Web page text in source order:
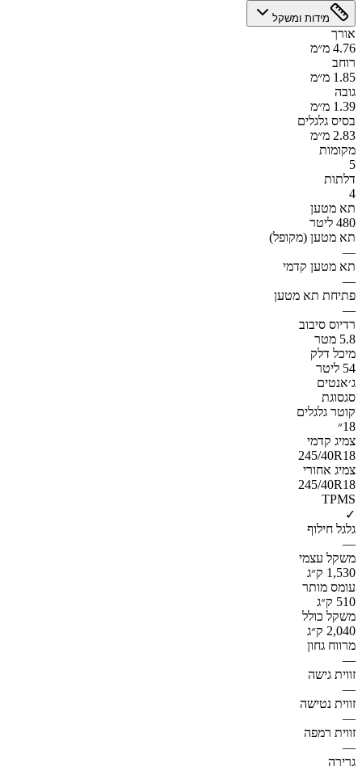
מידות ומשקל
אורך
4.76 מ״מ
רוחב
1.85 מ״מ
גובה
1.39 מ״מ
בסיס גלגלים
2.83 מ״מ
מקומות
5
דלתות
4
תא מטען
480 ליטר
תא מטען (מקופל)
—
תא מטען קדמי
—
פתיחת תא מטען
—
רדיוס סיבוב
5.8 מטר
מיכל דלק
54 ליטר
ג׳אנטים
סגסוגת
קוטר גלגלים
18״
צמיג קדמי
245/40R18
צמיג אחורי
245/40R18
TPMS
✓
גלגל חילוף
—
משקל עצמי
1,530 ק״ג
עומס מותר
510 ק״ג
משקל כולל
2,040 ק״ג
מרווח גחון
—
זווית גישה
—
זווית נטישה
—
זווית רמפה
—
גרירה